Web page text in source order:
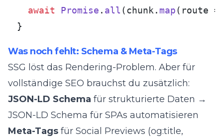
await
Promise . all (chunk. map( route
}
Was noch fehlt: Schema & Meta-Tags
SSG löst das Rendering-Problem. Aber für
vollständige SEO brauchst du zusätzlich:
JSON-LD Schema für strukturierte Daten →
JSON-LD Schema für SPAs automatisieren
Meta-Tags für Social Previews (og:title,